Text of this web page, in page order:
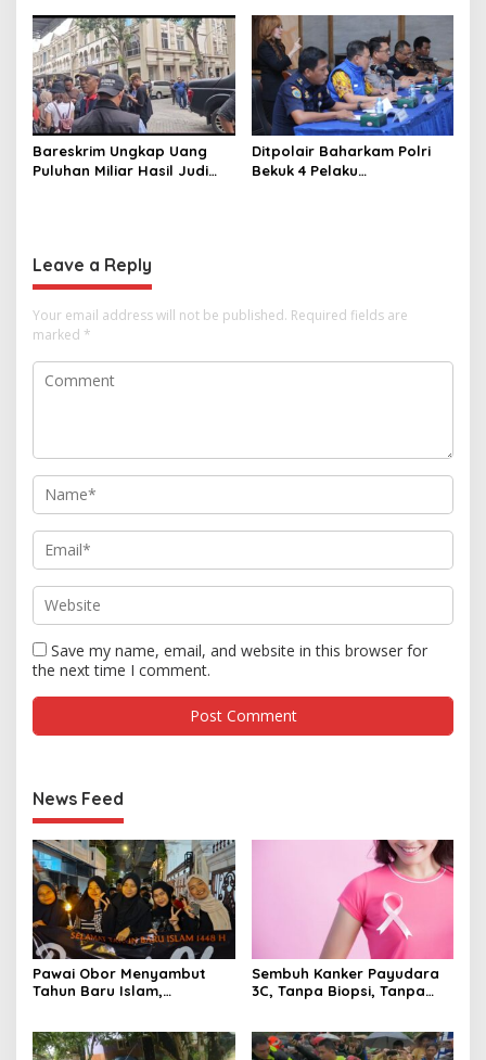
Tergenang Banjir
Bareskrim Ungkap Uang
Puluhan Miliar Hasil Judi
Ditpolair Baharkam Polri
Bekuk 4 Pelaku
Leave a Reply
Your email address will not be published. Required fields are
marked *
Save my name, email, and website in this browser for
the next time I comment.
News Feed
Pawai Obor Menyambut
Tahun Baru Islam,
Sembuh Kanker Payudara
3C, Tanpa Biopsi, Tanpa